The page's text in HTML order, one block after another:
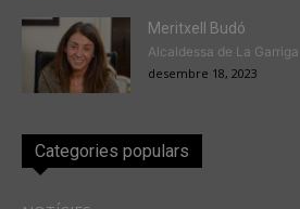
Meritxell Budó
Alcaldessa de La Garriga
desembre 18, 2023
Categories populars